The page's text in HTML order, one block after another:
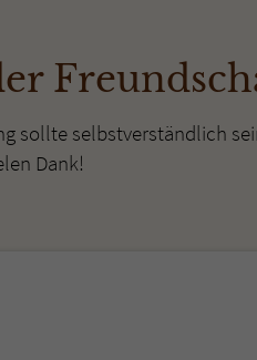
sollte selbstverständlich
Dank!